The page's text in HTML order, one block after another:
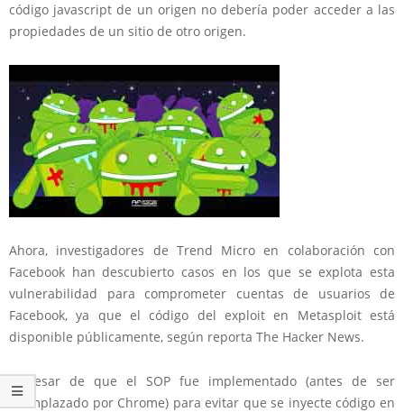
código javascript de un origen no debería poder acceder a las
propiedades de un sitio de otro origen.
Ahora, investigadores de Trend Micro en colaboración con
Facebook han descubierto casos en los que se explota esta
vulnerabilidad para comprometer cuentas de usuarios de
Facebook, ya que el código del exploit en Metasploit está
disponible públicamente, según reporta The Hacker News.
A pesar de que el SOP fue implementado (antes de ser
reemplazado por Chrome) para evitar que se inyecte código en